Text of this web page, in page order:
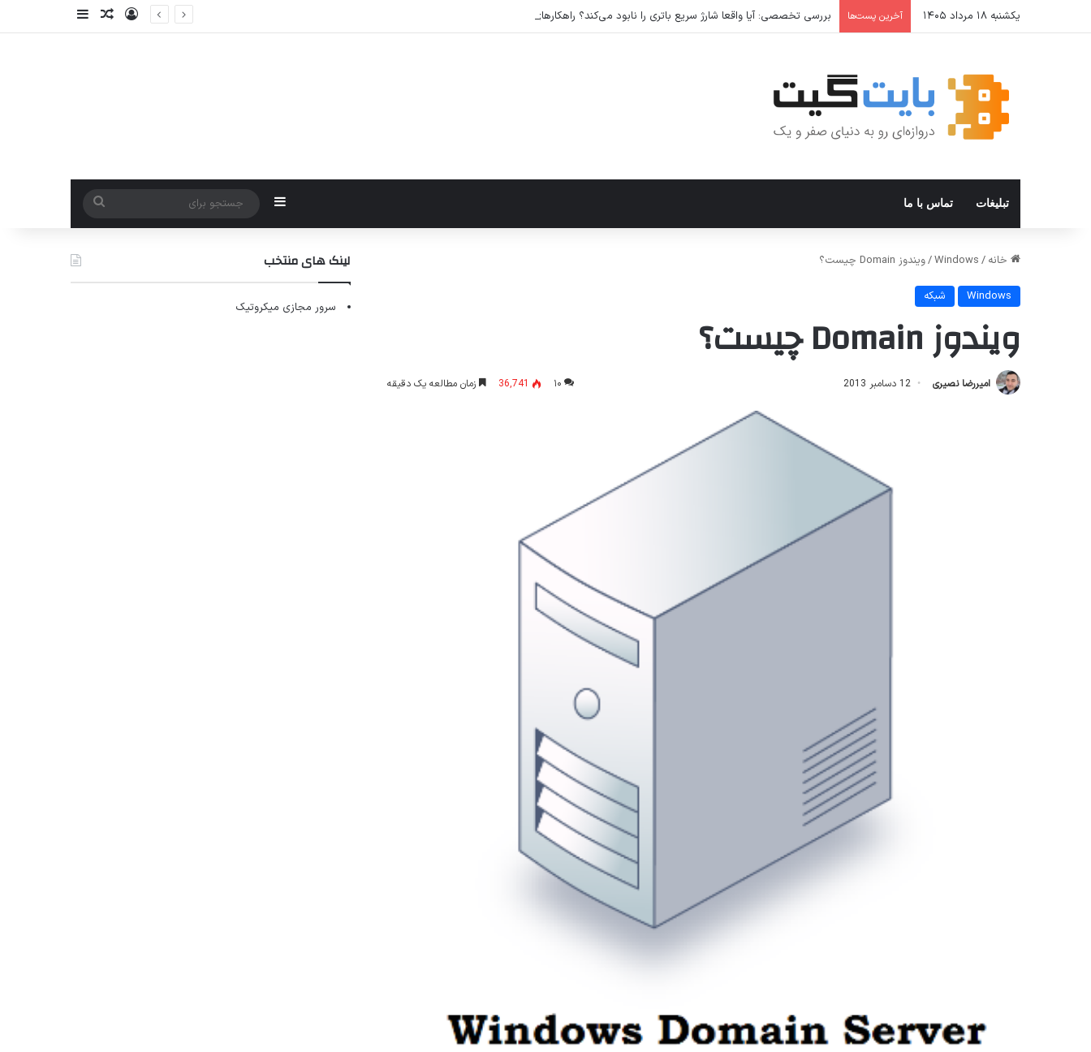
یکشنبه ۱۸ مرداد ۱۴۰۵ آخرین پست‌ها بررسی تخصصی: آیا واقعا شارژ سریع باتری را نابود می‌کند؟ راهکارهای عملی برای افزایش طول عمر باتری ورودنوشته تصادفی
سایدبار
تبلیغات تماس با ما سایدبار
جستجو
برای
خانه /
Windows
/ویندوز Domain چیست؟
Windows شبکه
ویندوز Domain چیست؟
امیررضا نصیری 12 دسامبر 2013 ۱۰ 36,741 زمان مطالعه یک دقیقه
لینک های منتخب
سرور مجازی میکروتیک